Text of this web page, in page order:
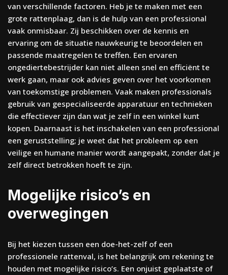
van verschillende factoren. Heb je te maken met een
grote rattenplaag, dan is de hulp van een professional
vaak onmisbaar. Zij beschikken over de kennis en
ervaring om de situatie nauwkeurig te beoordelen en
passende maatregelen te treffen. Een ervaren
ongediertebestrijder kan niet alleen snel en efficiënt te
werk gaan, maar ook advies geven over het voorkomen
van toekomstige problemen. Vaak maken professionals
gebruik van gespecialiseerde apparatuur en technieken
die effectiever zijn dan wat je zelf in een winkel kunt
kopen. Daarnaast is het inschakelen van een professional
een geruststelling; je weet dat het probleem op een
veilige en humane manier wordt aangepakt, zonder dat je
zelf direct betrokken hoeft te zijn.
Mogelijke risico’s en
overwegingen
Bij het kiezen tussen een doe-het-zelf of een
professionele rattenval, is het belangrijk om rekening te
houden met mogelijke risico’s. Een onjuist geplaatste of